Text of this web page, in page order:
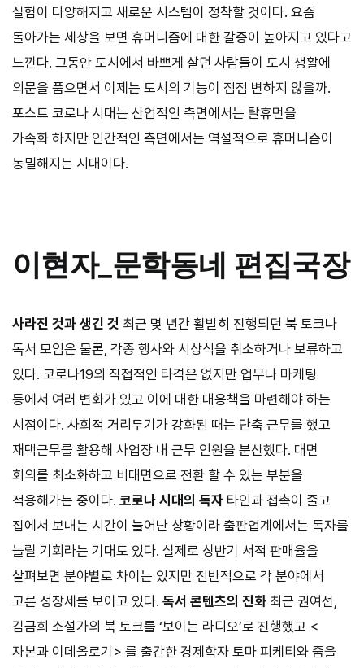
실험이 다양해지고 새로운 시스템이 정착할 것이다. 요즘
돌아가는 세상을 보면 휴머니즘에 대한 갈증이 높아지고 있다고
느낀다. 그동안 도시에서 바쁘게 살던 사람들이 도시 생활에
의문을 품으면서 이제는 도시의 기능이 점점 변하지 않을까.
포스트 코로나 시대는 산업적인 측면에서는 탈휴먼을
가속화 하지만 인간적인 측면에서는 역설적으로 휴머니즘이
농밀해지는 시대이다.
이현자_ 문학동네 편집국장
사라진 것과 생긴 것 최근 몇 년간 활발히 진행되던 북 토크나
독서 모임은 물론, 각종 행사와 시상식을 취소하거나 보류하고
있다. 코로나19의 직접적인 타격은 없지만 업무나 마케팅
등에서 여러 변화가 있고 이에 대한 대응책을 마련해야 하는
시점이다. 사회적 거리두기가 강화된 때는 단축 근무를 했고
재택근무를 활용해 사업장 내 근무 인원을 분산했다. 대면
회의를 최소화하고 비대면으로 전환 할 수 있는 부분을
적용해가는 중이다. 코로나 시대의 독자 타인과 접촉이 줄고
집에서 보내는 시간이 늘어난 상황이라 출판업계에서는 독자를
늘릴 기회라는 기대도 있다. 실제로 상반기 서적 판매율을
살펴보면 분야별로 차이는 있지만 전반적으로 각 분야에서
고른 성장세를 보이고 있다. 독서 콘텐츠의 진화 최근 권여선,
김금희 소설가의 북 토크를 ‘보이는 라디오’로 진행했고 <
자본과 이데올로기> 를 출간한 경제학자 토마 피케티와 줌을